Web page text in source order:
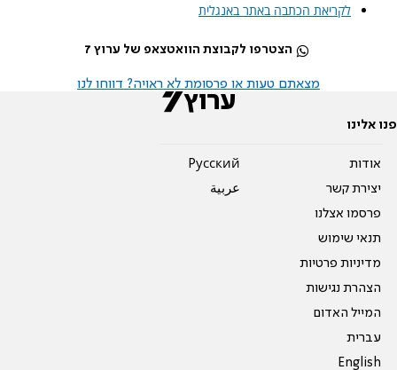
לקריאת הכתבה באתר באנגלית
הצטרפו לקבוצת הוואטצאפ של ערוץ 7
מצאתם טעות או פרסומת לא ראויה? דווחו לנו
פנו אלינו
אודות
יצירת קשר
פרסמו אצלנו
תנאי שימוש
מדיניות פרטיות
הצהרת נגישות
המייל האדום
עברית
English
Pусский
عربية